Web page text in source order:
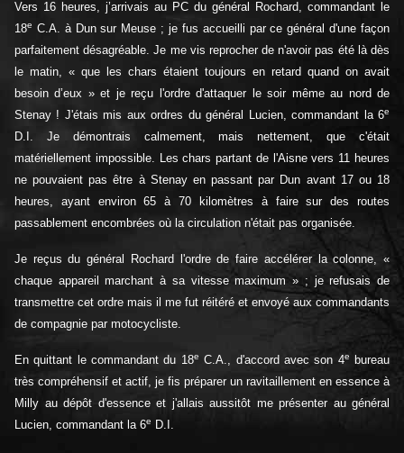
Vers 16 heures, j’arrivais au PC du général Rochard, commandant le
18e C.A. à Dun sur Meuse ; je fus accueilli par ce général d'une façon
parfaitement désagréable. Je me vis reprocher de n'avoir pas été là dès
le matin, « que les chars étaient toujours en retard quand on avait
besoin d’eux » et je reçu l'ordre d'attaquer le soir même au nord de
Stenay ! J'étais mis aux ordres du général Lucien, commandant la 6e
D.I. Je démontrais calmement, mais nettement, que c'était
matériellement impossible. Les chars partant de l'Aisne vers 11 heures
ne pouvaient pas être à Stenay en passant par Dun avant 17 ou 18
heures, ayant environ 65 à 70 kilomètres à faire sur des routes
passablement encombrées où la circulation n'était pas organisée.
Je reçus du général Rochard l'ordre de faire accélérer la colonne, «
chaque appareil marchant à sa vitesse maximum » ; je refusais de
transmettre cet ordre mais il me fut réitéré et envoyé aux commandants
de compagnie par motocycliste.
En quittant le commandant du 18e C.A., d'accord avec son 4e
bureau
très compréhensif et actif, je fis préparer un ravitaillement en essence à
Milly au dépôt d'essence et j'allais aussitôt me présenter au général
Lucien, commandant la 6e D.I.